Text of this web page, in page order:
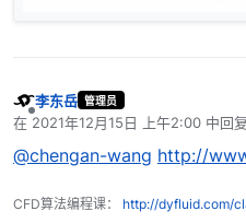
离线
李东岳 管理员
在 2021年12月15日 上午2:00 中回
最后由 编辑
@chengan-wang http://
CFD算法编程课： http://dyfluid.com/